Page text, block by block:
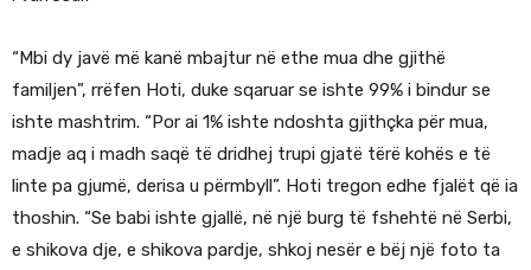
“Mbi dy javë më kanë mbajtur në ethe mua dhe gjithë
familjen”, rrëfen Hoti, duke sqaruar se ishte 99% i bindur se
ishte mashtrim. “Por ai 1% ishte ndoshta gjithçka për mua,
madje aq i madh saqë të dridhej trupi gjatë tërë kohës e të
linte pa gjumë, derisa u përmbyll”. Hoti tregon edhe fjalët që ia
thoshin. “Se babi ishte gjallë, në një burg të fshehtë në Serbi,
e shikova dje, e shikova pardje, shkoj nesër e bëj një foto ta